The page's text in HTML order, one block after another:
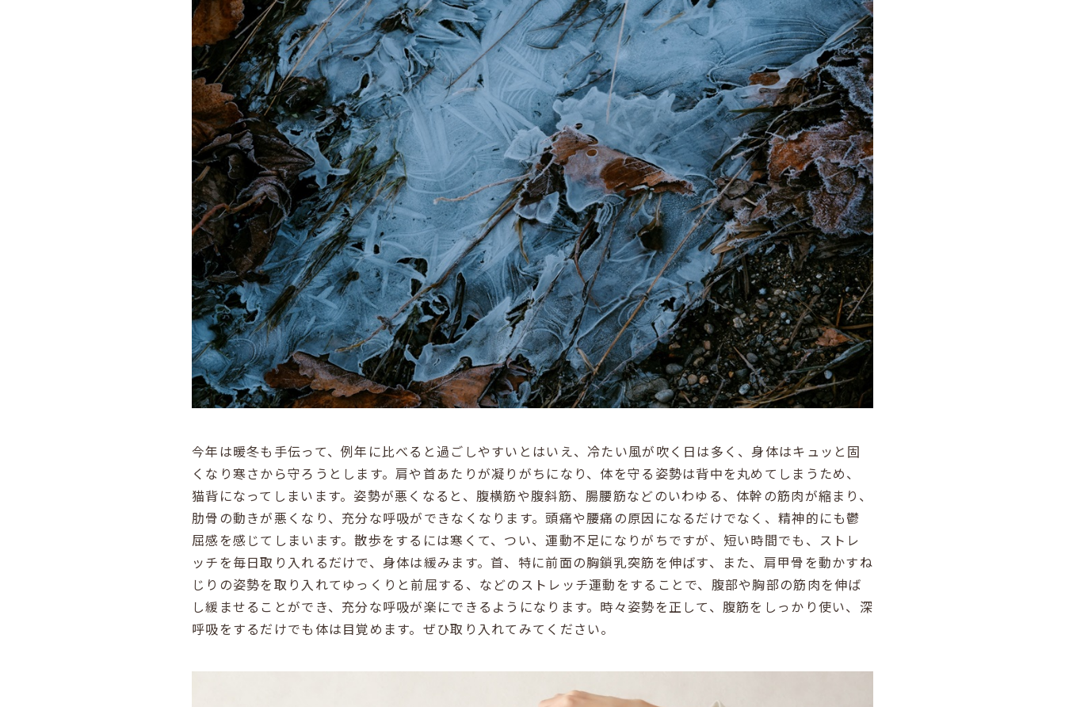
今年は暖冬も手伝って、例年に比べると過ごしやすいとはいえ、冷たい風が吹く日は多く、身体はキュッと固
くなり寒さから守ろうとします。肩や首あたりが凝りがちになり、体を守る姿勢は背中を丸めてしまうため、
猫背になってしまいます。姿勢が悪くなると、腹横筋や腹斜筋、腸腰筋などのいわゆる、体幹の筋肉が縮まり、
肋骨の動きが悪くなり、充分な呼吸ができなくなります。頭痛や腰痛の原因になるだけでなく、精神的にも鬱
屈感を感じてしまいます。散歩をするには寒くて、つい、運動不足になりがちですが、短い時間でも、ストレ
ッチを毎日取り入れるだけで、身体は緩みます。首、特に前面の胸鎖乳突筋を伸ばす、また、肩甲骨を動かすね
じりの姿勢を取り入れてゆっくりと前屈する、などのストレッチ運動をすることで、腹部や胸部の筋肉を伸ば
し緩ませることができ、充分な呼吸が楽にできるようになります。時々姿勢を正して、腹筋をしっかり使い、深
呼吸をするだけでも体は目覚めます。ぜひ取り入れてみてください。